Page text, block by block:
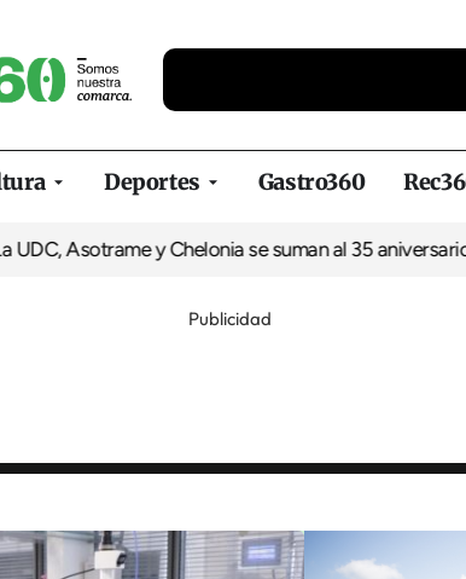
Deportes Gastro360
y Chelonia se suman al 35 aniversario de
Publicidad